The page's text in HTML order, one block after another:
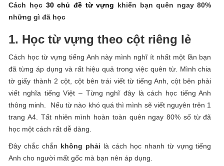
Cách học 30 chủ đề từ vựng khiến bạn quên ngay 80%
những gì đã học
1. Học từ vựng theo cột riêng lẻ
Cách học từ vựng tiếng Anh này mình nghĩ ít nhất một lần bạn
đã từng áp dụng và rất hiệu quả trong việc quên từ. Mình chia
tờ giấy thành 2 cột, cột bên trái viết từ tiếng Anh, cột bên phải
viết nghĩa tiếng Việt – Từng nghĩ đây là cách học tiếng Anh
thông minh. Nếu từ nào khó quá thì mình sẽ viết nguyên trên 1
trang A4. Tất nhiên mình hoàn toàn quên ngay 80% số từ đã
học một cách rất dễ dàng.
Đây chắc chắn không phải là cách học nhanh từ vựng tiếng
Anh cho người mất gốc mà bạn nên áp dụng.